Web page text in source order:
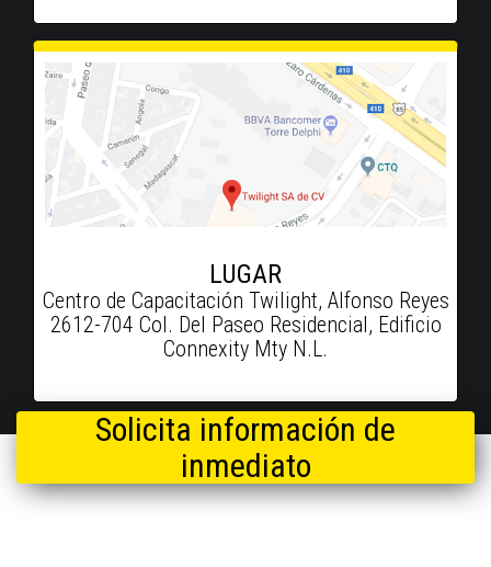
LUGAR
Centro de Capacitación Twilight, Alfonso Reyes
2612-704 Col. Del Paseo Residencial, Edificio
Connexity Mty N.L.
Solicita información de
inmediato